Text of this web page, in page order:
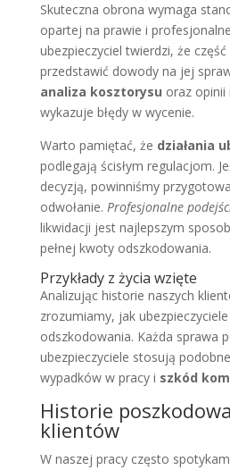
Skuteczna obrona wymaga
opartej na prawie i
ubezpieczyciel twierdzi, że
przedstawić dowody na jej
analiza kosztorysu oraz opinii
wykazuje błędy w wycenie.
Warto pamiętać, że działania
podlegają ścisłym regulacjom.
decyzją, powinniśmy
odwołanie. Profesjonalne
likwidacji jest najlepszym
pełnej kwoty odszkodowania.
Przykłady z życia wzięte
Analizując historie naszych
zrozumiamy, jak
odszkodowania. Każda sprawa
ubezpieczyciele stosują
wypadków w pracy i szkód
Historie
klientów
W naszej pracy często